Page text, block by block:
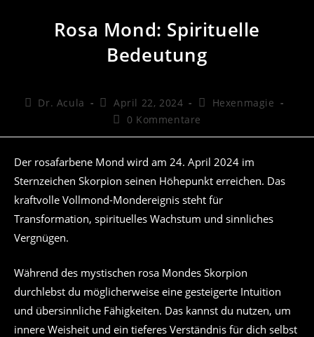
Rosa Mond: Spirituelle
Bedeutung
Beitrags-
Dr. Acula
Beitrag
veröffentlicht:
April 22, 2024
Beitrags-
Kategorie:
Hexenmagie
Beitrags-
0 Kommentare
Der rosafarbene Mond wird am 24. April 2024 im
Sternzeichen Skorpion seinen Höhepunkt erreichen. Das
kraftvolle Vollmond-Mondereignis steht für
Transformation, spirituelles Wachstum und sinnliches
Vergnügen.
Während des mystischen rosa Mondes Skorpion
durchlebst du möglicherweise eine gesteigerte Intuition
und übersinnliche Fähigkeiten. Das kannst du nutzen, um
innere Weisheit und ein tieferes Verständnis für dich selbst